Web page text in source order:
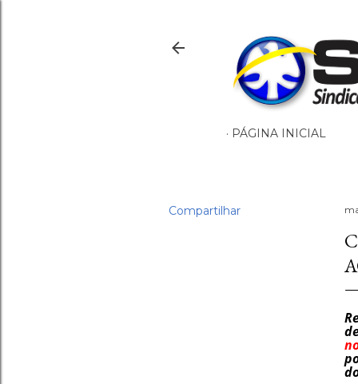
PÁGINA INICIAL
Compartilhar